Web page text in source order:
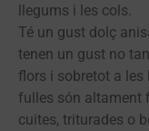
llegums i les cols.
Té un gust dolç
tenen un gust no
flors i sobretot a les
fulles són altament
cuites, triturades o